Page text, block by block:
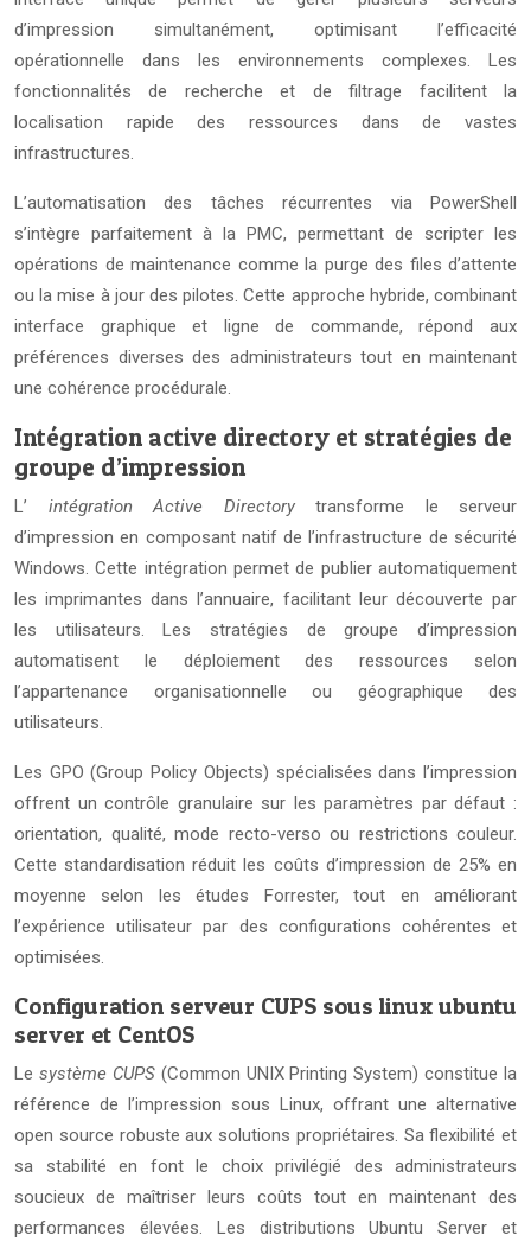
d’impression simultanément, optimisant l’efficacité
opérationnelle dans les environnements complexes. Les
fonctionnalités de recherche et de filtrage facilitent la
localisation rapide des ressources dans de vastes
infrastructures.
L’automatisation des tâches récurrentes via PowerShell
s’intègre parfaitement à la PMC, permettant de scripter les
opérations de maintenance comme la purge des files d’attente
ou la mise à jour des pilotes. Cette approche hybride, combinant
interface graphique et ligne de commande, répond aux
préférences diverses des administrateurs tout en maintenant
une cohérence procédurale.
Intégration active directory et stratégies de
groupe d’impression
L’ intégration Active Directory transforme le serveur
d’impression en composant natif de l’infrastructure de sécurité
Windows. Cette intégration permet de publier automatiquement
les imprimantes dans l’annuaire, facilitant leur découverte par
les utilisateurs. Les stratégies de groupe d’impression
automatisent le déploiement des ressources selon
l’appartenance organisationnelle ou géographique des
utilisateurs.
Les GPO (Group Policy Objects) spécialisées dans l’impression
offrent un contrôle granulaire sur les paramètres par défaut :
orientation, qualité, mode recto-verso ou restrictions couleur.
Cette standardisation réduit les coûts d’impression de 25% en
moyenne selon les études Forrester, tout en améliorant
l’expérience utilisateur par des configurations cohérentes et
optimisées.
Configuration serveur CUPS sous linux ubuntu
server et CentOS
Le système CUPS (Common UNIX Printing System) constitue la
référence de l’impression sous Linux, offrant une alternative
open source robuste aux solutions propriétaires. Sa flexibilité et
sa stabilité en font le choix privilégié des administrateurs
soucieux de maîtriser leurs coûts tout en maintenant des
performances élevées. Les distributions Ubuntu Server et